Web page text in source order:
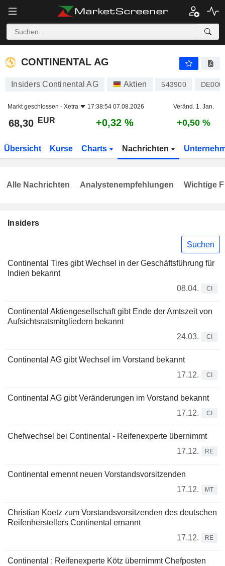
CONTINENTAL AG
CONTINENTAL AG
Insiders Continental AG Aktien 543900
Markt geschlossen - Xetra 17:38:54 07.08.2026 Veränd. 1. Jan.
68,30 EUR +0,32 % +0,50 %
Übersicht Kurse Charts Nachrichten
Insiders
Suchen
Continental Tires gibt Wechsel in der Geschäftsführung für
Indien bekannt
08.04.
CI
Continental Aktiengesellschaft gibt Ende der Amtszeit von
Aufsichtsratsmitgliedern bekannt
24.03.
CI
Continental AG gibt Wechsel im Vorstand bekannt
17.12.
CI
Continental AG gibt Veränderungen im Vorstand bekannt
17.12.
CI
Chefwechsel bei Continental - Reifenexperte übernimmt
17.12.
RE
Continental ernennt neuen Vorstandsvorsitzenden
17.12.
MT
Christian Koetz zum Vorstandsvorsitzenden des deutschen
Reifenherstellers Continental ernannt
17.12.
RE
Continental : Reifenexperte Kötz übernimmt Chefposten
Alle Nachrichten Analystenempfehlungen Wichtige